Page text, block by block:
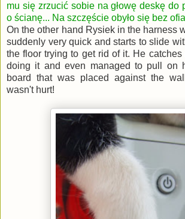
mu się zrzucić sobie na głowę deskę do
o ścianę... Na szczęście obyło się bez
On the other hand Rysiek in the harness
suddenly very quick and starts to slide
the floor trying to get rid of it. He
doing it and even managed to pull on
board that was placed against the
wasn't hurt!